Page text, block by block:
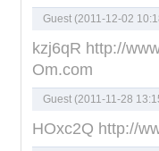
Guest (2011-12-02
kzj6qR http://
Om.com
Guest (2011-11-28
HOxc2Q http://